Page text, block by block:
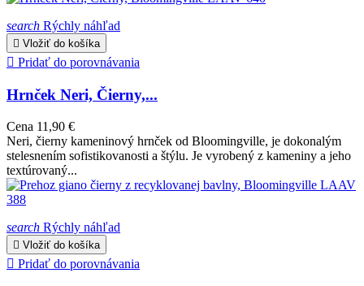
search Rýchly náhľad
 Vložiť do košíka
 Pridať do porovnávania
Hrnček Neri, Čierny,...
Cena 11,90 €
Neri, čierny kameninový hrnček od Bloomingville, je dokonalým
stelesnením sofistikovanosti a štýlu. Je vyrobený z kameniny a jeho
textúrovaný...
search Rýchly náhľad
 Vložiť do košíka
 Pridať do porovnávania